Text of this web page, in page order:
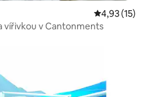
Průměrné
4,93 (15)
vířivkou v Cantonments